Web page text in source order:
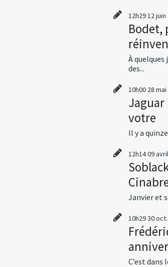
12h2912juin
Bodet,
À quelques
des...
10h00 28 mai
Jaguar
votre
Il y a
12h1409
Janvier et
10h2930oct.
C’est dans